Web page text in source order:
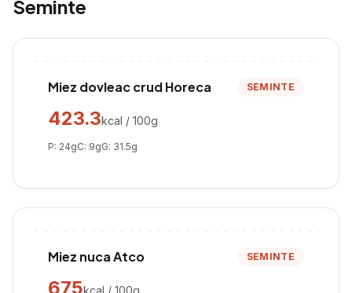
Seminte
Miez dovleac crud Horeca SEMINTE
423.3kcal / 100g
P: 24gC: 9gG: 31.5g
Miez nuca Atco SEMINTE
675kcal / 100g